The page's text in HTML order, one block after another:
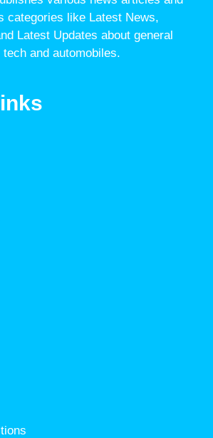
categories like Latest News,
Latest Updates about general
and automobiles.